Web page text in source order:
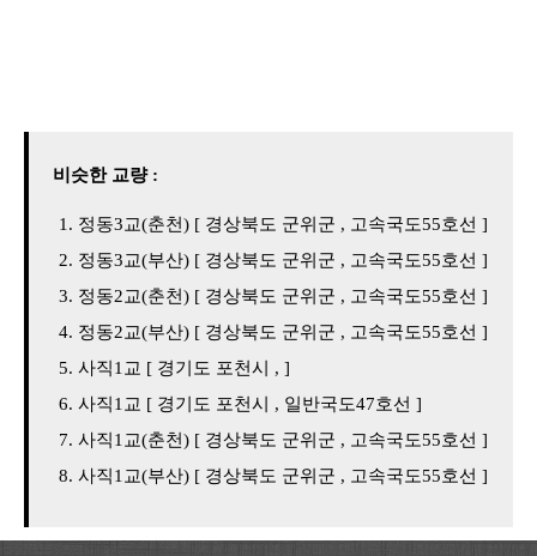
비슷한 교량 :
정동3교(춘천) [ 경상북도 군위군 , 고속국도55호선 ]
정동3교(부산) [ 경상북도 군위군 , 고속국도55호선 ]
정동2교(춘천) [ 경상북도 군위군 , 고속국도55호선 ]
정동2교(부산) [ 경상북도 군위군 , 고속국도55호선 ]
사직1교 [ 경기도 포천시 , ]
사직1교 [ 경기도 포천시 , 일반국도47호선 ]
사직1교(춘천) [ 경상북도 군위군 , 고속국도55호선 ]
사직1교(부산) [ 경상북도 군위군 , 고속국도55호선 ]